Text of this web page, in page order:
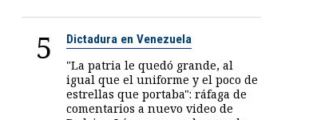
5 Dictadura en Venezuela
"La patria le quedó grande, al
igual que el uniforme y el poco de
estrellas que portaba": ráfaga de
comentarios a nuevo video de